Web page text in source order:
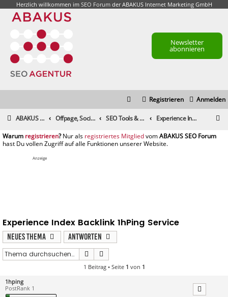
Herzlich willkommen im SEO Forumder ABAKUS Internet Marketing GmbH
Newsletter
abonnieren
Anmelden
Registrieren
ABAKUS Foren-Übersicht Offpage, Social Media, Tools und andere Maßnahmen SEO Tools & Suchmaschinenmarketing-Tools Experience Index Backlink 1hPing Service
registrieren registriertes Mitglied
Anzeige
Experience Index Backlink 1hPing Service
Neues Thema
Antworten
Suche
1 Beitrag • Seite 1 von 1
1hping
PostRank 1